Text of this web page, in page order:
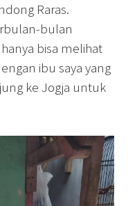
Raras.
bulan
bisa melihat
ibu saya yang
ke Jogja untuk